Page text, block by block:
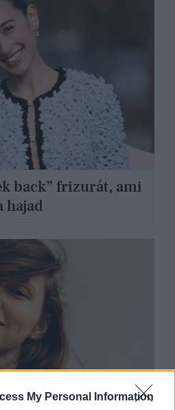
My Personal Information
back” frizurát, ami
hajad